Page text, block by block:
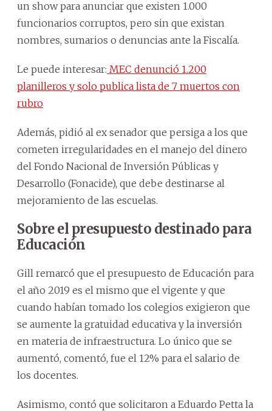
un show para anunciar que existen 1.000
funcionarios corruptos, pero sin que existan
nombres, sumarios o denuncias ante la Fiscalía.
Le puede interesar: MEC denunció 1.200
planilleros y solo publica lista de 7 muertos con
rubro
Además, pidió al ex senador que persiga a los que
cometen irregularidades en el manejo del dinero
del Fondo Nacional de Inversión Públicas y
Desarrollo (Fonacide), que debe destinarse al
mejoramiento de las escuelas.
Sobre el presupuesto destinado para
Educación
Gill remarcó que el presupuesto de Educación para
el año 2019 es el mismo que el vigente y que
cuando habían tomado los colegios exigieron que
se aumente la gratuidad educativa y la inversión
en materia de infraestructura. Lo único que se
aumentó, comentó, fue el 12% para el salario de
los docentes.
Asimismo, contó que solicitaron a Eduardo Petta la